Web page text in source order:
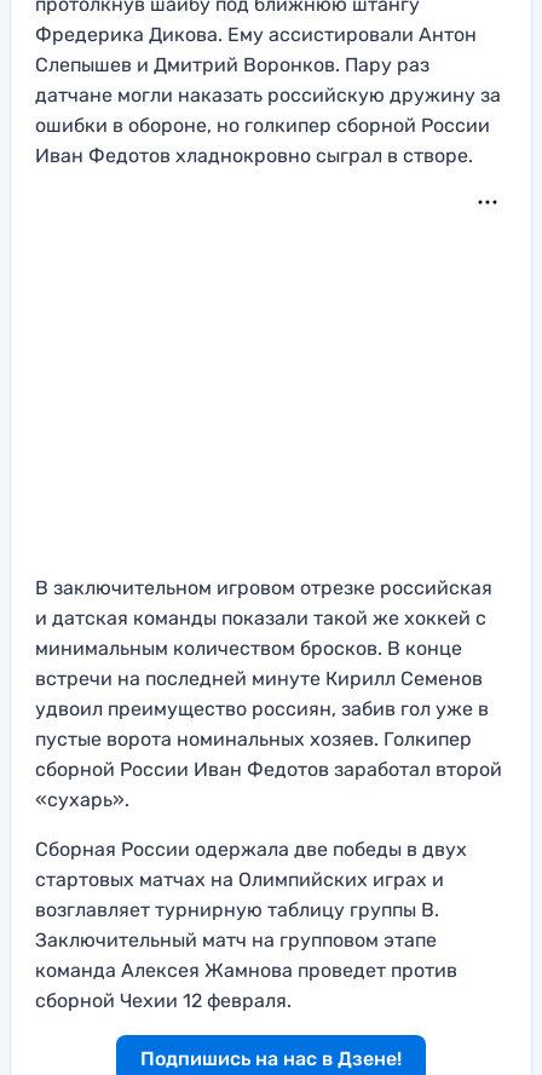
Фредерика Дикова. Ему ассистировали Антон
Слепышев и Дмитрий Воронков. Пару раз
датчане могли наказать российскую дружину за
ошибки в обороне, но голкипер сборной России
Иван Федотов хладнокровно сыграл в створе.
В заключительном игровом отрезке российская
и датская команды показали такой же хоккей с
минимальным количеством бросков. В конце
встречи на последней минуте Кирилл Семенов
удвоил преимущество россиян, забив гол уже в
пустые ворота номинальных хозяев. Голкипер
сборной России Иван Федотов заработал второй
«сухарь».
Сборная России одержала две победы в двух
стартовых матчах на Олимпийских играх и
возглавляет турнирную таблицу группы B.
Заключительный матч на групповом этапе
команда Алексея Жамнова проведет против
сборной Чехии 12 февраля.
Подпишись на нас в Дзене!